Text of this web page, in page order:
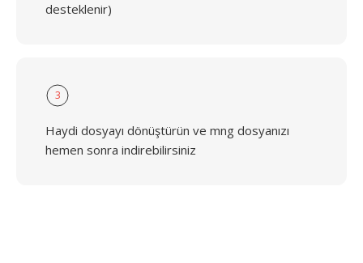
desteklenir)
3
Haydi dosyayı dönüştürün ve mng dosyanızı
hemen sonra indirebilirsiniz